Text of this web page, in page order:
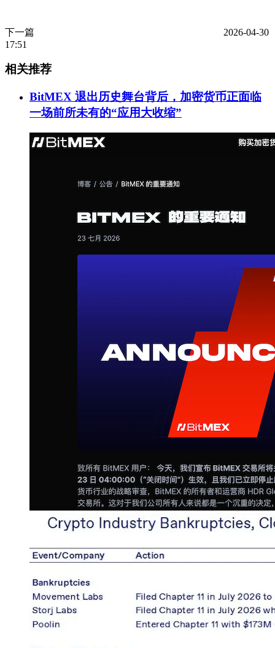
下一篇
2026-04-30
17:51
相关推荐
BitMEX 退出历史舞台背后，加密货币正面临
一场前所未有的“应用大收缩”